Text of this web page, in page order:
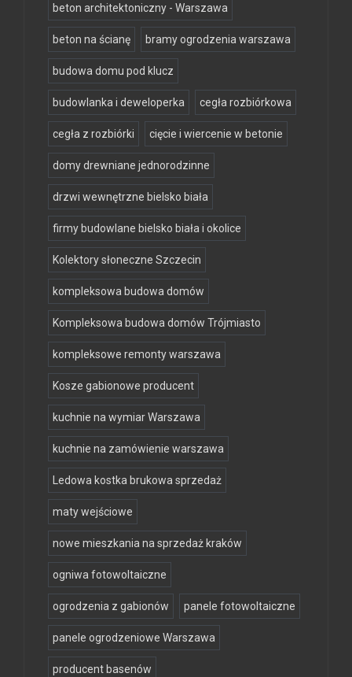
beton architektoniczny - Warszawa
beton na ścianę bramy ogrodzenia warszawa
budowa domu pod klucz
budowlanka i deweloperka cegła rozbiórkowa
cegła z rozbiórki cięcie i wiercenie w betonie
domy drewniane jednorodzinne
drzwi wewnętrzne bielsko biała
firmy budowlane bielsko biała i okolice
Kolektory słoneczne Szczecin
kompleksowa budowa domów
Kompleksowa budowa domów Trójmiasto
kompleksowe remonty warszawa
Kosze gabionowe producent
kuchnie na wymiar Warszawa
kuchnie na zamówienie warszawa
Ledowa kostka brukowa sprzedaż
maty wejściowe
nowe mieszkania na sprzedaż kraków
ogniwa fotowoltaiczne
ogrodzenia z gabionów panele fotowoltaiczne
panele ogrodzeniowe Warszawa
producent basenów